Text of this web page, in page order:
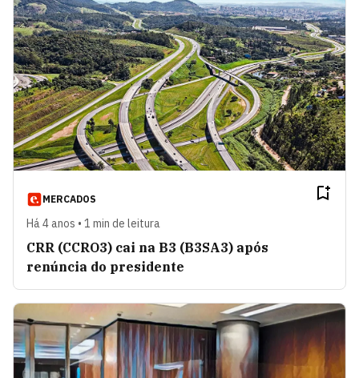
MERCADOS
Há 4 anos • 1 min de leitura
CRR (CCRO3) cai na B3 (B3SA3) após
renúncia do presidente